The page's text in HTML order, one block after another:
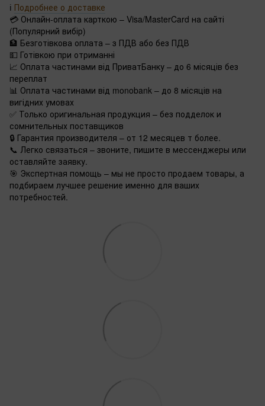
ℹ️ Подробнее о доставке
💳 Онлайн-оплата карткою – Visa/MasterCard на сайті
(Популярний вибір)
🏦 Безготівкова оплата – з ПДВ або без ПДВ
💵 Готівкою при отриманні
📈 Оплата частинами від ПриватБанку – до 6 місяців без
переплат
📊 Оплата частинами від monobank – до 8 місяців на
вигідних умовах
✅ Только оригинальная продукция – без подделок и
сомнительных поставщиков
🔒 Гарантия производителя – от 12 месяцев т более.
📞 Легко связаться – звоните, пишите в мессенджеры или
оставляйте заявку.
🎯 Экспертная помощь – мы не просто продаем товары, а
подбираем лучшее решение именно для ваших
потребностей.